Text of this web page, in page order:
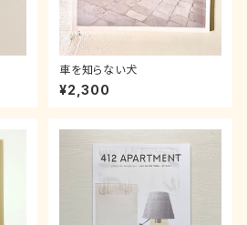
車を知らない犬
¥2,300